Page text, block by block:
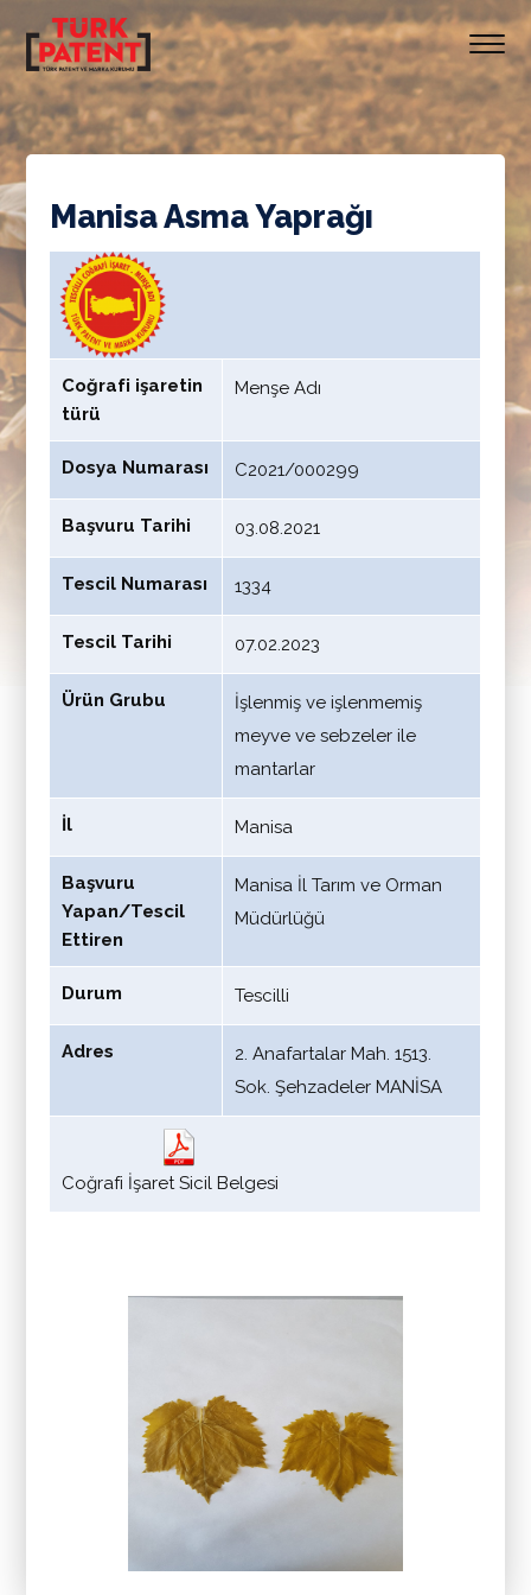
Manisa Asma Yaprağı
Coğrafi işaretin
türü
Menşe Adı
Dosya Numarası C2021/000299
Başvuru Tarihi 03.08.2021
Tescil Numarası 1334
Tescil Tarihi 07.02.2023
Ürün Grubu
İşlenmiş ve işlenmemiş
meyve ve sebzeler ile
mantarlar
İl Manisa
Başvuru
Yapan/Tescil
Ettiren
Manisa İl Tarım ve Orman
Müdürlüğü
Durum Tescilli
Adres
2. Anafartalar Mah. 1513.
Sok. Şehzadeler MANİSA
Coğrafi İşaret Sicil Belgesi